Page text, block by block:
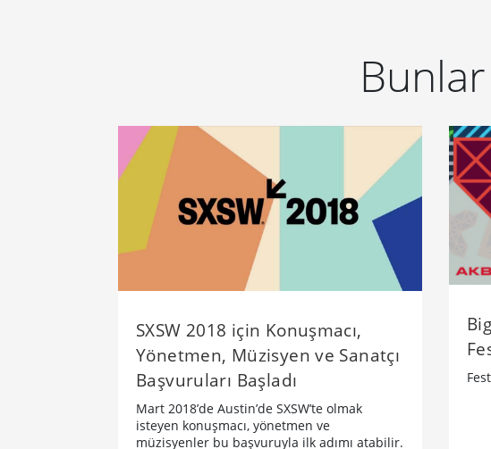
SXSW 2018 için Konuşmacı,
Yönetmen, Müzisyen ve Sanatçı
Başvuruları Başladı
​Mart 2018’de Austin’de​ SXSW’te olmak
isteyen konuşmacı, yönetmen ve
müzisyenler bu başvuruyla ilk adımı atabilir.​